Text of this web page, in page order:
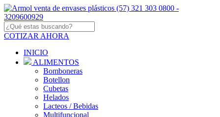
COTIZAR AHORA
INICIO
ALIMENTOS
Bomboneras
Botellon
Cubetas
Helados
Lacteos / Bebidas
Multifuncional